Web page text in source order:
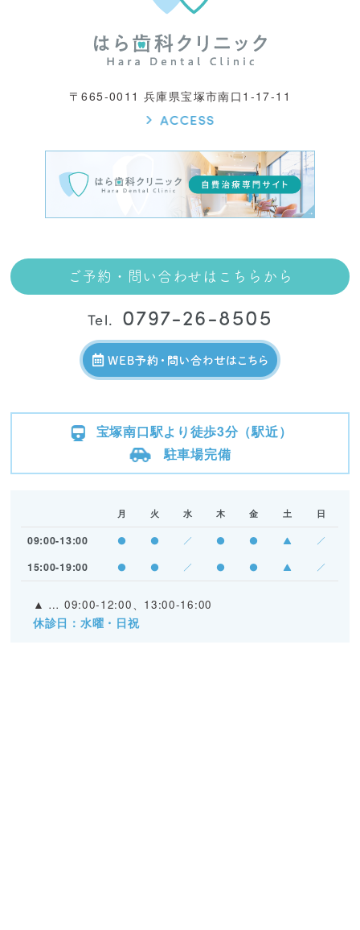
〒665-0011 兵庫県宝塚市南口1-17-11
ご予約・問い合わせはこちらから
Tel. 0797-26-8505
宝塚南口駅より徒歩3分（駅近）
駐車場完備
月 火 水 木 金 土 日
09:00-13:00 ● ● ／ ● ● ▲ ／
15:00-19:00 ● ● ／ ● ● ▲ ／
▲ … 09:00-12:00、13:00-16:00
休診日：水曜・日祝